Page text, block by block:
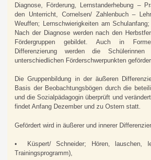
Diagnose, Förderung, Lernstanderhebung –
den Unterricht, Cornelsen/ Zahlenbuch –
Weuffen; Lernschwierigkeiten am
Nach der Diagnose werden nach den
Fördergruppen gebildet. Auch in
Differenzierung werden die
unterschiedlichen Förderschwerpunkten
Die Gruppenbildung in der äußeren
Basis der Beobachtungsbögen durch die
und die Sozialpädagogin überprüft und
findet Anfang Dezember und zu Ostern statt.
Gefördert wird in äußerer und innerer
• Küspert/ Schneider; Hören, lauschen,
Trainingsprogramm),